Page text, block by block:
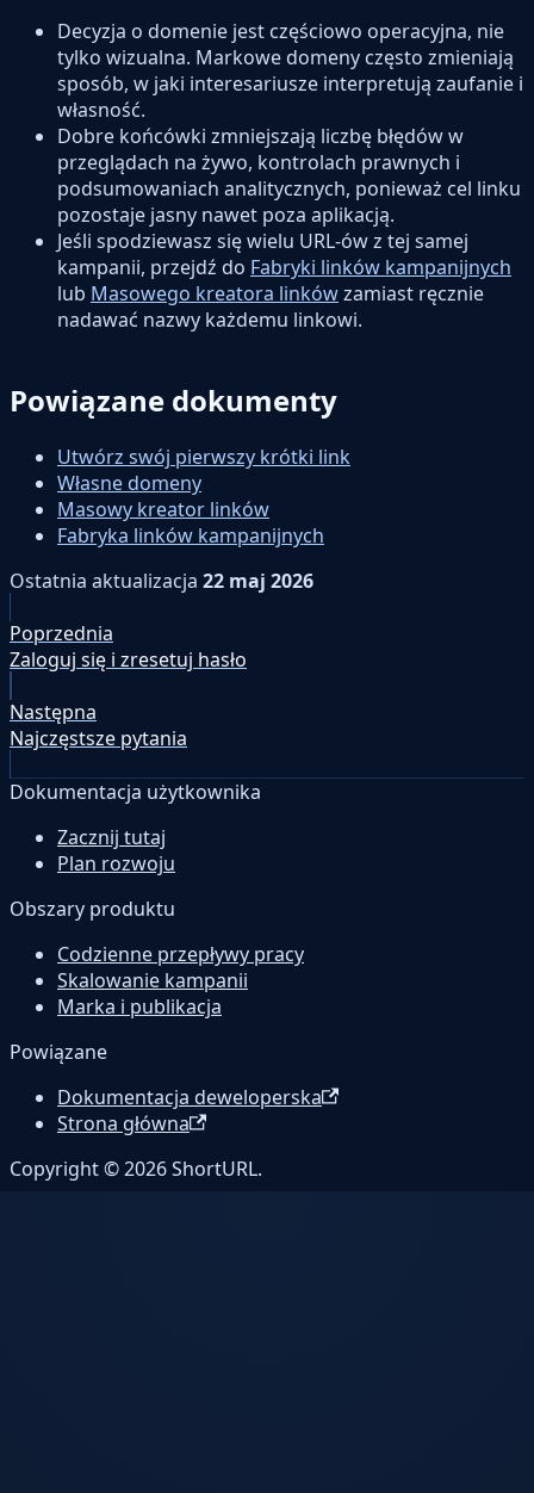
Decyzja o domenie jest częściowo operacyjna, nie
tylko wizualna. Markowe domeny często zmieniają
sposób, w jaki interesariusze interpretują zaufanie i
własność.
Dobre końcówki zmniejszają liczbę błędów w
przeglądach na żywo, kontrolach prawnych i
podsumowaniach analitycznych, ponieważ cel linku
pozostaje jasny nawet poza aplikacją.
Jeśli spodziewasz się wielu URL-ów z tej samej
kampanii, przejdź do Fabryki linków kampanijnych
lub Masowego kreatora linkówzamiast ręcznie
nadawać nazwy każdemu linkowi.
Powiązane dokumenty
Utwórz swój pierwszy krótki link
Własne domeny
Masowy kreator linków
Fabryka linków kampanijnych
Ostatnia aktualizacja 22 maj 2026
Poprzednia
Zaloguj się i zresetuj hasło
Następna
Najczęstsze pytania
Dokumentacja użytkownika
Zacznij tutaj
Plan rozwoju
Obszary produktu
Codzienne przepływy pracy
Skalowanie kampanii
Marka i publikacja
Powiązane
Dokumentacja deweloperska
Strona główna
Copyright © 2026 ShortURL.